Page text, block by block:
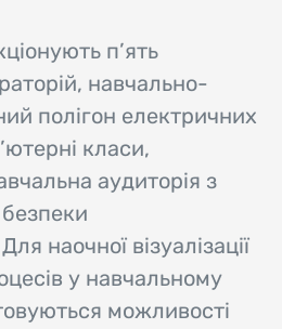
п’ять
навчально-
полігон електричних
класи,
аудиторія з
наочної візуалізації
у навчальному
можливості